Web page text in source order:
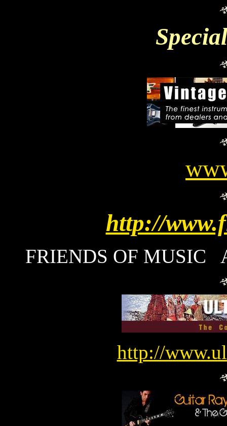
http://
FRIENDS OF MUSIC
http://